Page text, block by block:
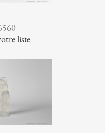
liste